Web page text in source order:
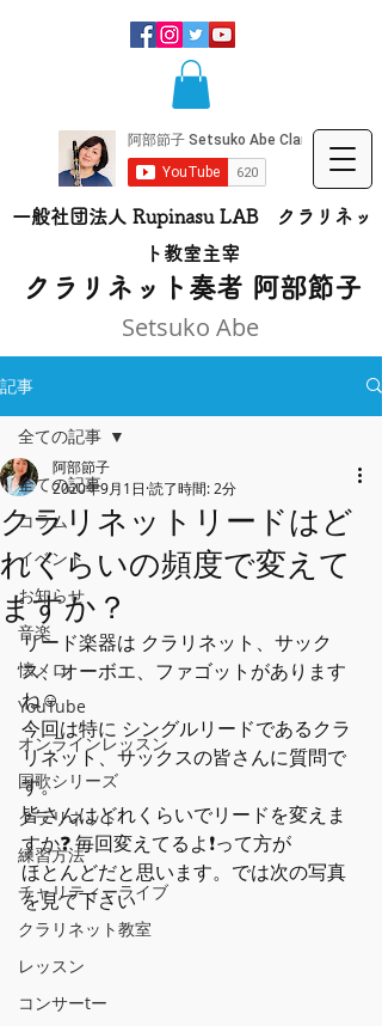
Setsuko Abe
一般社団法人 Rupinasu LAB クラリネッ
ト​教室主宰
​クラリネット奏者 阿部節子
記事
全ての記事
コラム
イベント
お知らせ
音楽
懐メロ
YouTube
オンラインレッスン
国歌シリーズ
クラリネット
練習方法
チャリティーライブ
クラリネット教室
レッスン
コンサーtー
全ての記事
クラリネットリードはど
れくらいの頻度で変えて
ますか？
阿部節子
2020年9月1日 読了時間: 2分
リード楽器は クラリネット、サック
ス、オーボエ、ファゴットがあります
ね☺️
今回は特に シングルリードであるクラ
リネット、サックスの皆さんに質問で
す。
皆さんはどれくらいでリードを変えま
すか❓ 毎回変えてるよ❗️って方が
ほとんどだと思います。では次の写真
を見て下さい